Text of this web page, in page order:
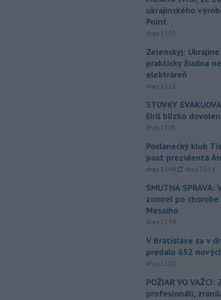
ukrajinského
Point
dnes 13:55
Zelenskyj:
prakticky žiadna
elektráreň
dnes 15:18
STOVKY
šíril blízko
dnes 15:01
Poslanecký klub
post prezidenta
dnes 13:44, aktualizované
dnes 13:59
SMUTNÁ
zomrel po
Messiho
dnes 15:34
V Bratislave sa v
predalo 652
dnes 15:10
POŽIAR VO VAŽCI:
profesionáli,